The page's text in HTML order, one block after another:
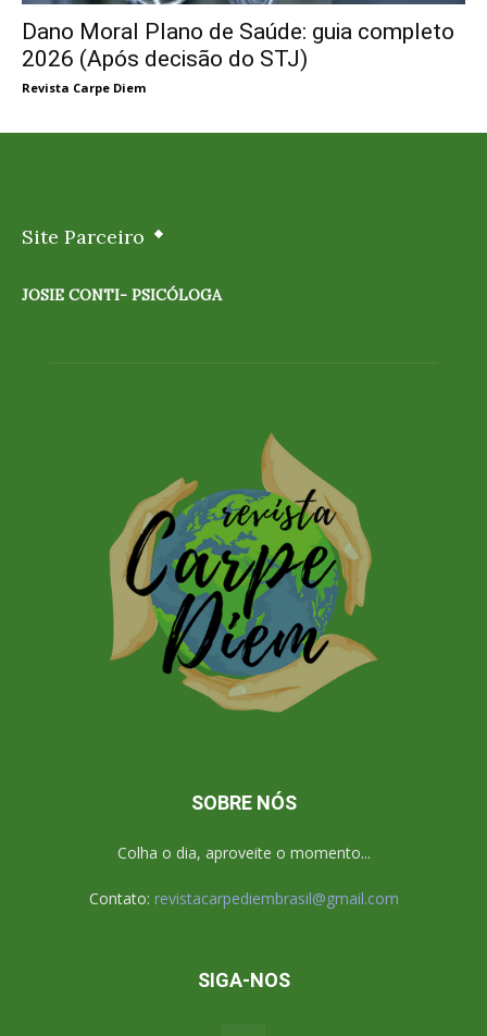
Dano Moral Plano de Saúde: guia completo
2026 (Após decisão do STJ)
Revista Carpe Diem
Site Parceiro
JOSIE CONTI- PSICÓLOGA
SOBRE NÓS
Colha o dia, aproveite o momento...
Contato: revistacarpediembrasil@gmail.com
SIGA-NOS